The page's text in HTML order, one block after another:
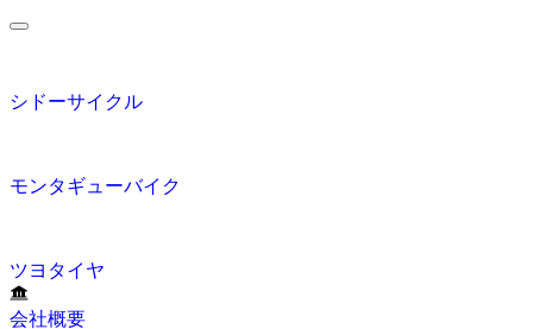
シドーサイクル
モンタギューバイク
ツヨタイヤ
会社概要